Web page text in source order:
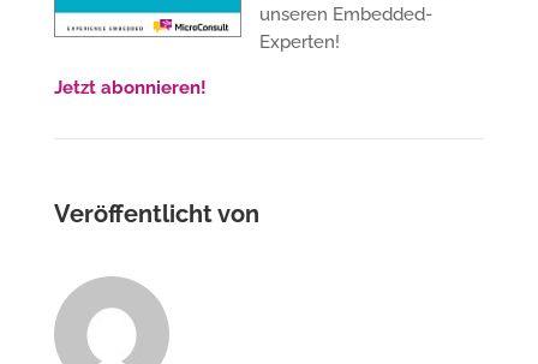
unseren Embedded-
Experten!
Jetzt abonnieren!
Veröffentlicht von